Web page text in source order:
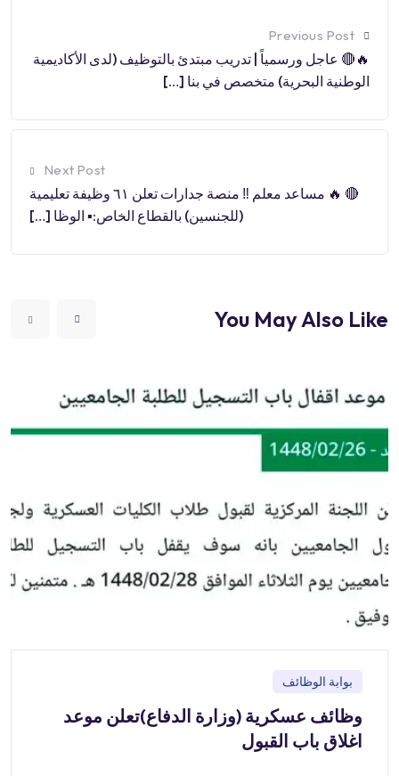
Previous Post
🔥🔴 عاجل ورسمياً | تدريب مبتدئ بالتوظيف (لدى الأكاديمية
الوطنية البحرية) متخصص في بنا […]
Next Post
🔴 🔥 مساعد معلم ‼️ منصة جدارات تعلن ٦١ وظيفة تعليمية
(للجنسين) بالقطاع الخاص:▪️ الوظا […]
You May Also Like
بوابة الوظائف
وظائف عسكرية (وزارة الدفاع)تعلن موعد
اغلاق باب القبول